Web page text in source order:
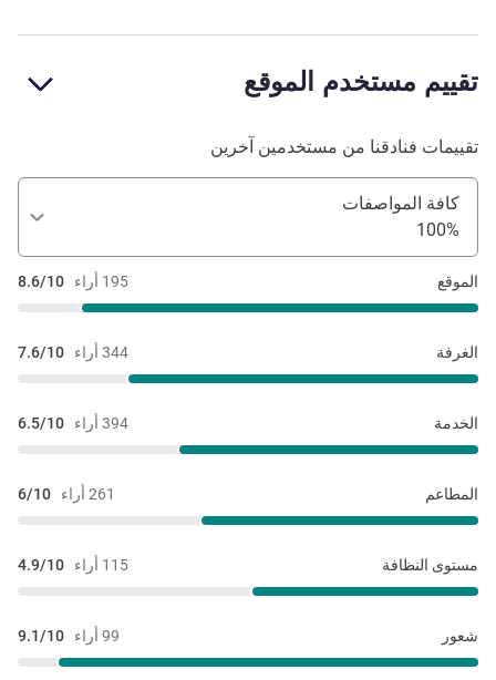
تقييم مستخدم الموقع
تقييمات فنادقنا من مستخدمين آخرين
كافة المواصفات
100%
195 أراء 8.6/10 الموقع
344 أراء 7.6/10 الغرفة
394 أراء 6.5/10 الخدمة
261 أراء 6/10 المطاعم
115 أراء 4.9/10 مستوى النظافة
99 أراء 9.1/10 شعور